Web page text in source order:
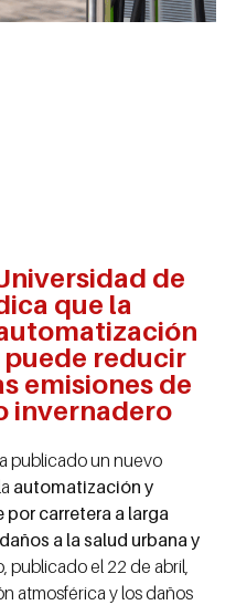
de
que la
reducir
emisiones de
invernadero
publicado un nuevo
automatización y
carretera a larga
a la salud urbana y
publicado el 22 de abril,
atmosférica y los daños